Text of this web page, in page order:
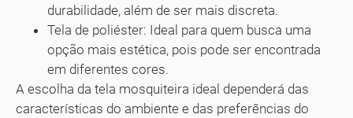
durabilidade, além de ser mais discreta.
Tela de poliéster: Ideal para quem busca uma
opção mais estética, pois pode ser encontrada
em diferentes cores.
A escolha da tela mosquiteira ideal dependerá das
características do ambiente e das preferências do